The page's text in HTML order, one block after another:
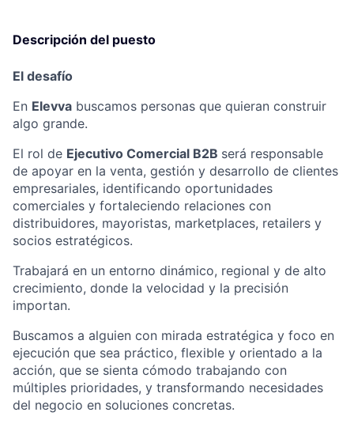
Descripción del puesto
El desafío
En Elevva buscamos personas que quieran construir
algo grande.
El rol de Ejecutivo Comercial B2B será responsable
de apoyar en la venta, gestión y desarrollo de clientes
empresariales, identificando oportunidades
comerciales y fortaleciendo relaciones con
distribuidores, mayoristas, marketplaces, retailers y
socios estratégicos.
Trabajará en un entorno dinámico, regional y de alto
crecimiento, donde la velocidad y la precisión
importan.
Buscamos a alguien con mirada estratégica y foco en
ejecución que sea práctico, flexible y orientado a la
acción, que se sienta cómodo trabajando con
múltiples prioridades, y transformando necesidades
del negocio en soluciones concretas.